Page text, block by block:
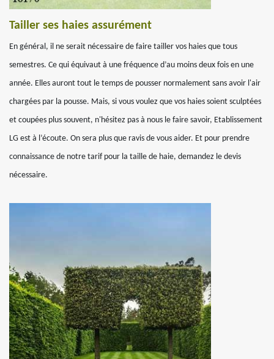
Tailler ses haies assurément
En général, il ne serait nécessaire de faire tailler vos haies que tous
semestres. Ce qui équivaut à une fréquence d’au moins deux fois en une
année. Elles auront tout le temps de pousser normalement sans avoir l'air
chargées par la pousse. Mais, si vous voulez que vos haies soient sculptées
et coupées plus souvent, n'hésitez pas à nous le faire savoir, Etablissement
LG est à l’écoute. On sera plus que ravis de vous aider. Et pour prendre
connaissance de notre tarif pour la taille de haie, demandez le devis
nécessaire.